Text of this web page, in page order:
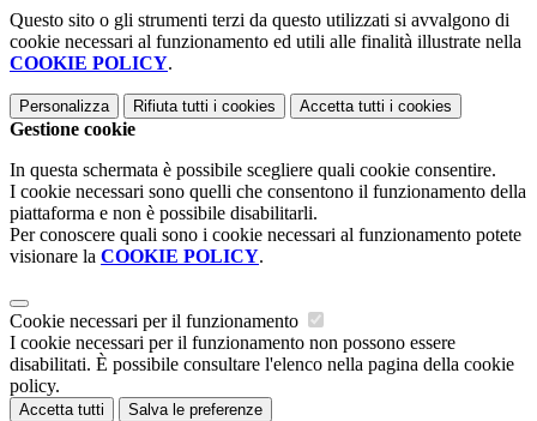
Questo sito o gli strumenti terzi da questo utilizzati si avvalgono di
cookie necessari al funzionamento ed utili alle finalità illustrate nella
COOKIE POLICY.
Personalizza Rifiuta tutti i cookies Accetta tutti i cookies
Gestione cookie
In questa schermata è possibile scegliere quali cookie consentire.
I cookie necessari sono quelli che consentono il funzionamento della
piattaforma e non è possibile disabilitarli.
Per conoscere quali sono i cookie necessari al funzionamento potete
visionare la COOKIE POLICY.
Cookie necessari per il funzionamento
I cookie necessari per il funzionamento non possono essere
disabilitati. È possibile consultare l'elenco nella pagina della cookie
policy.
Accetta tutti Salva le preferenze